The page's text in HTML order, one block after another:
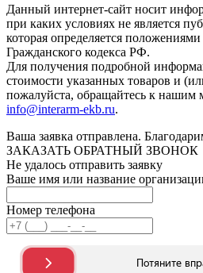
Данный интернет-сайт носит
при каких условиях не является
которая определяется
Гражданского кодекса РФ.
Для получения подробной
стоимости указанных товаров и
пожалуйста, обращайтесь к нашим
info@interarm-ekb.ru.
Ваша заявка отправлена.
ЗАКАЗАТЬ ОБРАТНЫЙ ЗВОНОК
Не удалось отправить заявку
Ваше имя или название
Номер телефона